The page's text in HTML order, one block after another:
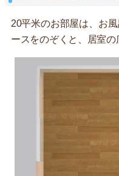
20平米のお部屋は、お
ースをのぞくと、居室の